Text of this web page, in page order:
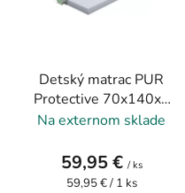
Detský matrac PUR
Protective 70x140x6
cm
Na externom sklade
59,95 € / ks
Jednotková
59,95 € / 1 ks